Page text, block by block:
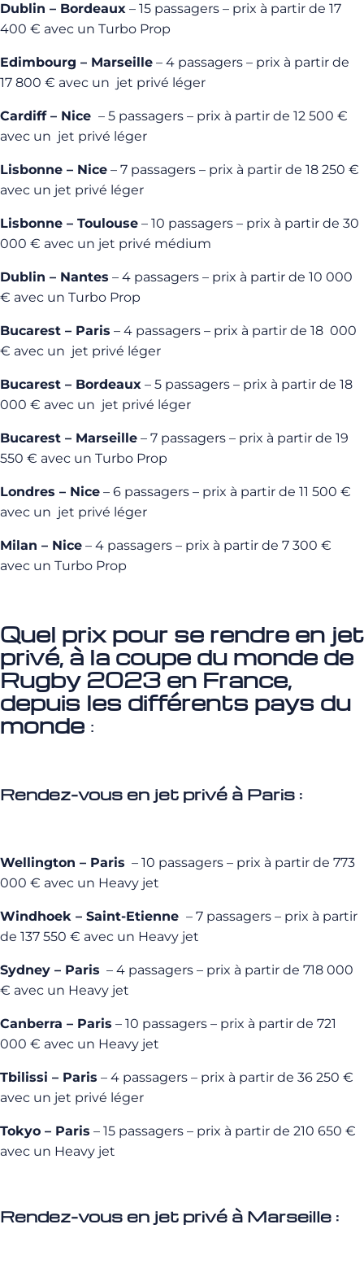
Dublin – Bordeaux – 15 passagers – prix à partir de 17
400 € avec un Turbo Prop
Edimbourg – Marseille – 4 passagers – prix à partir de
17 800 € avec un jet privé léger
Cardiff – Nice – 5 passagers – prix à partir de 12 500 €
avec un jet privé léger
Lisbonne – Nice – 7 passagers – prix à partir de 18 250 €
avec un jet privé léger
Lisbonne – Toulouse – 10 passagers – prix à partir de 30
000 € avec un jet privé médium
Dublin – Nantes – 4 passagers – prix à partir de 10 000
€ avec un Turbo Prop
Bucarest – Paris – 4 passagers – prix à partir de 18 000
€ avec un jet privé léger
Bucarest – Bordeaux – 5 passagers – prix à partir de 18
000 € avec un jet privé léger
Bucarest – Marseille – 7 passagers – prix à partir de 19
550 € avec un Turbo Prop
Londres – Nice – 6 passagers – prix à partir de 11 500 €
avec un jet privé léger
Milan – Nice – 4 passagers – prix à partir de 7 300 €
avec un Turbo Prop
Quel prix pour se rendre en jet
privé, à la coupe du monde de
Rugby 2023 en France,
depuis les différents pays du
monde :
Rendez-vous en jet privé à Paris :
Wellington – Paris – 10 passagers – prix à partir de 773
000 € avec un Heavy jet
Windhoek – Saint-Etienne – 7 passagers – prix à partir
de 137 550 € avec un Heavy jet
Sydney – Paris – 4 passagers – prix à partir de 718 000
€ avec un Heavy jet
Canberra – Paris – 10 passagers – prix à partir de 721
000 € avec un Heavy jet
Tbilissi – Paris – 4 passagers – prix à partir de 36 250 €
avec un jet privé léger
Tokyo – Paris – 15 passagers – prix à partir de 210 650 €
avec un Heavy jet
Rendez-vous en jet privé à Marseille :